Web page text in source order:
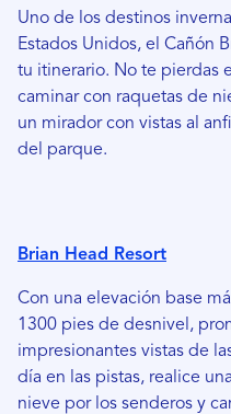
Uno de los destinos
Estados Unidos, el Cañón
tu itinerario. No te pierdas
caminar con raquetas de
un mirador con vistas al
del parque.
Brian Head Resort
Con una elevación base
1300 pies de desnivel,
impresionantes vistas de
día en las pistas, realice
nieve por los senderos y